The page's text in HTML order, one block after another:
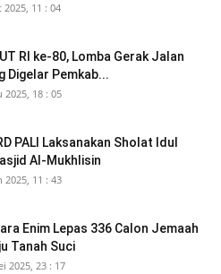
2025, 11 : 04
RI ke-80, Lomba Gerak Jalan
Digelar Pemkab...
2025, 18 : 05
PALI Laksanakan Sholat Idul
Al-Mukhlisin
2025, 11 : 43
Enim Lepas 336 Calon Jemaah
Tanah Suci
2025, 23 : 17